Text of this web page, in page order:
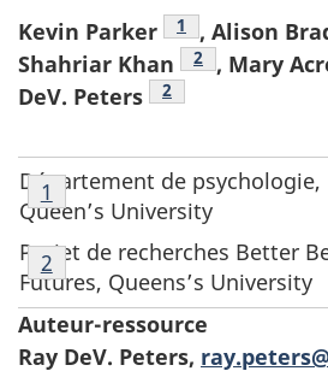
Kevin Parker
Footnote
1 , Alison
Shahriar Khan
Footnote
2 , Mary
DeV. Peters
Footnote
2
Notes
de
bas
de
page
1
Département de psychologie,
Queen’s University
Retour à la référence de la
1
Notes
de
bas
de
Projet de recherches Better
Futures, Queens’s University
Retour à la référence de la
2
Auteur-ressource
Ray DeV. Peters,